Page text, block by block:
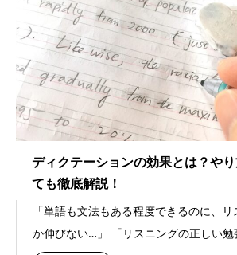
ディクテーションの効果とは？や
ても徹底解説！
「単語も文法もある程度できるのに、
か伸びない…」 「リスニングの正しい勉